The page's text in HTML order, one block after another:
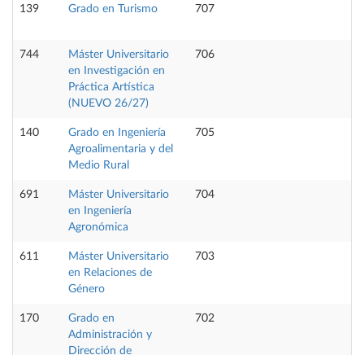
139 Grado en Turismo 707
744
Máster Universitario
en Investigación en
Práctica Artística
(NUEVO 26/27)
706
140
Grado en Ingeniería
Agroalimentaria y del
Medio Rural
705
691
Máster Universitario
en Ingeniería
Agronómica
704
611
Máster Universitario
en Relaciones de
Género
703
170
Grado en
Administración y
Dirección de
702